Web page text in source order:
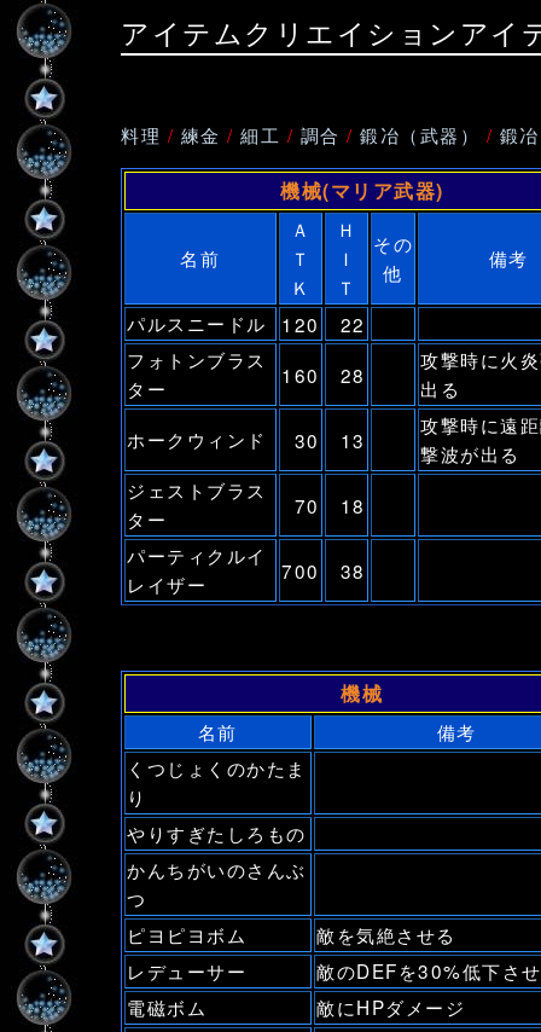
アイテムクリエイションアイ
料理 / 練金 /細工 / 調合 /鍛冶（武器） / 鍛
機械(マリア武器)
名前
Ａ
Ｔ
Ｋ
Ｈ
Ｉ
Ｔ
その
他
備考
パルスニードル 120
22
フォトンブラス
ター
160 28
攻撃時に火
出る
ホークウィンド
30 13
攻撃時に遠
撃波が出る
ジェストブラス
ター
70
18
パーティクルイ
レイザー
700 38
機械
名前
備考
くつじょくのかたま
り
やりすぎたしろもの
かんちがいのさんぶ
つ
ピヨピヨボム
敵を気絶させる
レデューサー
敵のDEFを30%低下さ
電磁ボム
敵にHPダメージ